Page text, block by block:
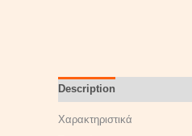
Description
Χαρακτηριστικά